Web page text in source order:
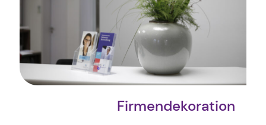
Firmendekoration